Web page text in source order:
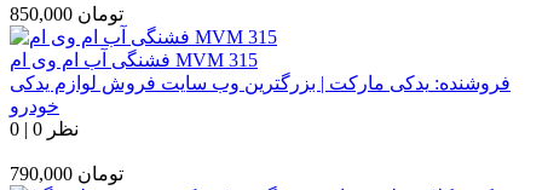
850,000 تومان
فشنگی آب ام وی ام MVM 315
فروشنده: یدکی مارکت | بزرگترین وب سایت فروش لوازم یدکی
خودرو
0 | 0 نظر
790,000 تومان